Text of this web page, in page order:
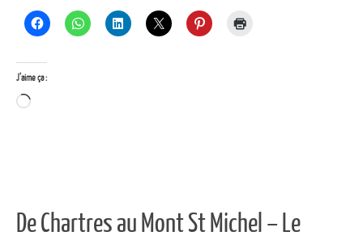
J’aime ça :
Chargement…
De Chartres au Mont St Michel – Le